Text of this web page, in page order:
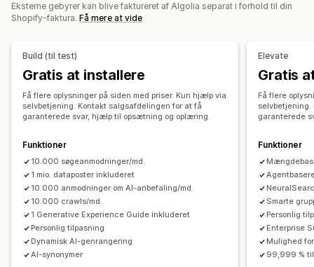
Visningstilpasning
Sortering
Analyser
Indblik med kunstig intelligens Konverteringssporing
Adfærdsindblik
Tilbud og anbefalinger
Analyser
A/B-test
Klikrater
Konverteringsrater
Forslag til optimering
Eksterne gebyrer kan blive faktureret af Algolia separat i forhold til din
Shopify-faktura. Få mere at vide
Build (til test)
Gratis at installere
Få flere oplysninger på siden med priser. Kun hjælp via
selvbetjening. Kontakt salgsafdelingen for at få
garanterede svar, hjælp til opsætning og oplæring.
Funktioner
10.000 søgeanmodninger/md.
1 mio. dataposter inkluderet
10.000 anmodninger om AI-anbefaling/md.
10.000 crawls/md.
1 Generative Experience Guide inkluderet
Personlig tilpasning
Dynamisk AI-genrangering
AI-synonymer
Elevate
Gratis
Få flere
garanterede
Funktioner
Smarte
Personlig
Enterprise
Mulighed
99,999 %